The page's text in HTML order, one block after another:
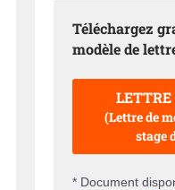
Téléchargez
modèle de
(Lettre de
stage
* Document